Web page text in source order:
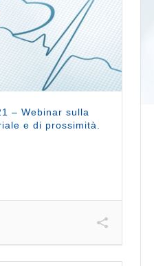
– Webinar sulla
e di prossimità.